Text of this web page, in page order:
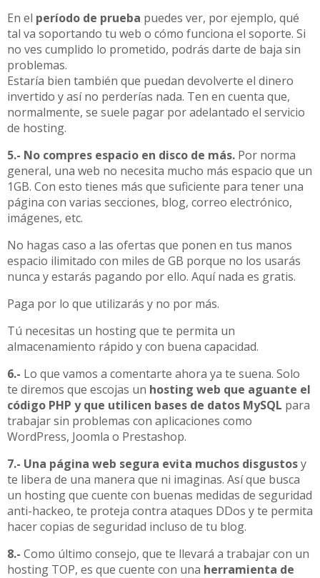
En el período de prueba puedes ver, por ejemplo, qué
tal va soportando tu web o cómo funciona el soporte. Si
no ves cumplido lo prometido, podrás darte de baja sin
problemas.
Estaría bien también que puedan devolverte el dinero
invertido y así no perderías nada. Ten en cuenta que,
normalmente, se suele pagar por adelantado el servicio
de hosting.
5.- No compres espacio en disco de más. Por norma
general, una web no necesita mucho más espacio que un
1GB. Con esto tienes más que suficiente para tener una
página con varias secciones, blog, correo electrónico,
imágenes, etc.
No hagas caso a las ofertas que ponen en tus manos
espacio ilimitado con miles de GB porque no los usarás
nunca y estarás pagando por ello. Aquí nada es gratis.
Paga por lo que utilizarás y no por más.
Tú necesitas un hosting que te permita un
almacenamiento rápido y con buena capacidad.
6.- Lo que vamos a comentarte ahora ya te suena. Solo
te diremos que escojas un hosting web que aguante el
código PHP y que utilicen bases de datos MySQL para
trabajar sin problemas con aplicaciones como
WordPress, Joomla o Prestashop.
7.- Una página web segura evita muchos disgustosy
te libera de una manera que ni imaginas. Así que busca
un hosting que cuente con buenas medidas de seguridad
anti-hackeo, te proteja contra ataques DDos y te permita
hacer copias de seguridad incluso de tu blog.
8.- Como último consejo, que te llevará a trabajar con un
hosting TOP, es que cuente con una herramienta de